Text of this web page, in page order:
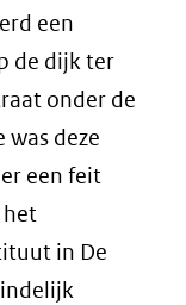
een
de dijk ter
onder de
was deze
een feit
het
in De